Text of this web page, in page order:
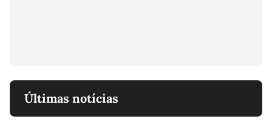
Últimas notícias